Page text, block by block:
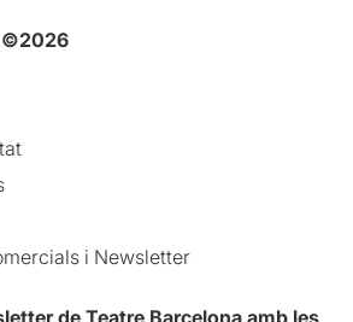
©2026
i Newsletter